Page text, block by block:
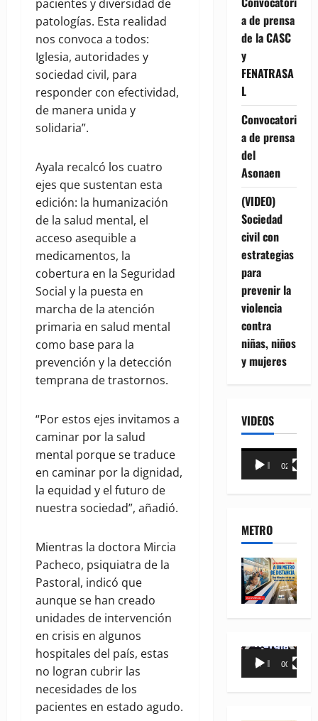
pacientes y diversidad de
patologías. Esta realidad
nos convoca a todos:
Iglesia, autoridades y
sociedad civil, para
responder con efectividad,
de manera unida y
solidaria”.
Ayala recalcó los cuatro
ejes que sustentan esta
edición: la humanización
de la salud mental, el
acceso asequible a
medicamentos, la
cobertura en la Seguridad
Social y la puesta en
marcha de la atención
primaria en salud mental
como base para la
prevención y la detección
temprana de trastornos.
“Por estos ejes invitamos a
caminar por la salud
mental porque se traduce
en caminar por la dignidad,
la equidad y el futuro de
nuestra sociedad”, añadió.
Mientras la doctora Mircia
Pacheco, psiquiatra de la
Pastoral, indicó que
aunque se han creado
unidades de intervención
en crisis en algunos
hospitales del país, estas
no logran cubrir las
necesidades de los
pacientes en estado agudo.
a de prensa
de la CASC
y
FENATRASA
L
Convocatori
a de prensa
del
Asonaen
(VIDEO)
Sociedad
civil con
estrategias
para
prevenir la
violencia
contra
niñas, niños
y mujeres
VIDEOS
Reproductor
00:00 02:18
METRO
Reproductor
00:00 00:35